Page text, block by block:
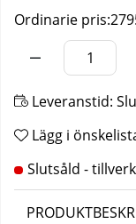
Ordinarie pris:
Leveranstid:
Lägg i